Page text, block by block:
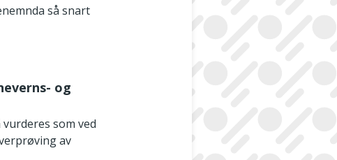
så snart
og
som ved
av